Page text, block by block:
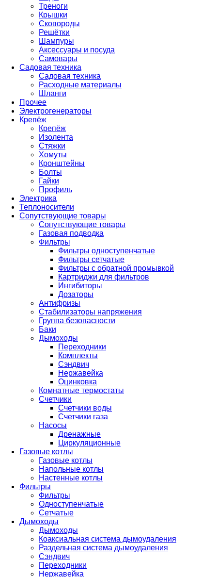
Треноги
Крышки
Сковороды
Решётки
Шампуры
Аксессуары и посуда
Самовары
Садовая техника
Садовая техника
Расходные материалы
Шланги
Прочее
Электрогенераторы
Крепёж
Крепёж
Изолента
Стяжки
Хомуты
Кронштейны
Болты
Гайки
Профиль
Электрика
Теплоносители
Сопутствующие товары
Сопутствующие товары
Газовая подводка
Фильтры
Фильтры одноступенчатые
Фильтры сетчатые
Фильтры с обратной промывкой
Картриджи для фильтров
Ингибиторы
Дозаторы
Антифризы
Стабилизаторы напряжения
Группа безопасности
Баки
Дымоходы
Переходники
Комплекты
Сэндвич
Нержавейка
Оцинковка
Комнатные термостаты
Счетчики
Счетчики воды
Счетчики газа
Насосы
Дренажные
Циркуляционные
Газовые котлы
Газовые котлы
Напольные котлы
Настенные котлы
Фильтры
Фильтры
Одноступенчатые
Сетчатые
Дымоходы
Дымоходы
Коаксиальная система дымоудаления
Раздельная система дымоудаления
Сэндвич
Переходники
Нержавейка